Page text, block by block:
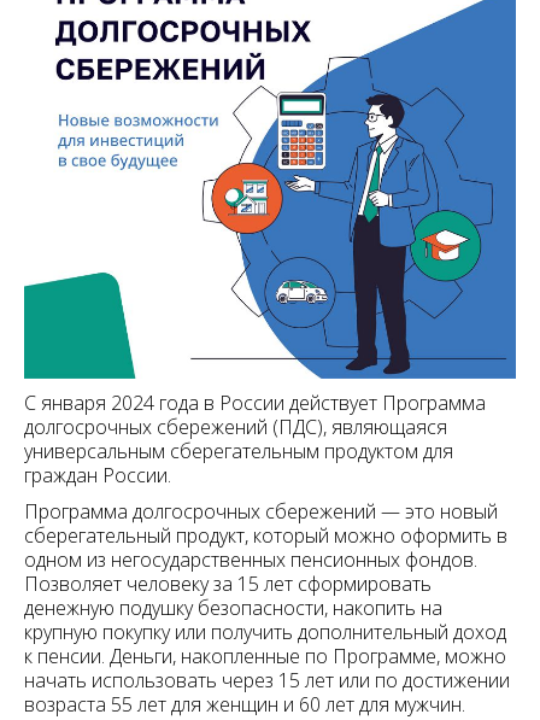
С января 2024 года в России действует Программа
долгосрочных сбережений (ПДС), являющаяся
универсальным сберегательным продуктом для
граждан России.
Программа долгосрочных сбережений — это новый
сберегательный продукт, который можно оформить в
одном из негосударственных пенсионных фондов.
Позволяет человеку за 15 лет сформировать
денежную подушку безопасности, накопить на
крупную покупку или получить дополнительный доход
к пенсии. Деньги, накопленные по Программе, можно
начать использовать через 15 лет или по достижении
возраста 55 лет для женщин и 60 лет для мужчин.